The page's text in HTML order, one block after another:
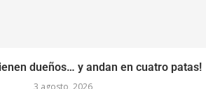
dueños… y andan en cuatro patas!
3 agosto, 2026